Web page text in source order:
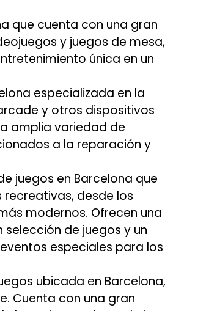
que cuenta con una gran
y juegos de mesa,
única en un
especializada en la
y otros dispositivos
amplia variedad de
a la reparación y
juegos en Barcelona que
desde los
modernos. Ofrecen una
de juegos y un
especiales para los
ubicada en Barcelona,
Cuenta con una gran